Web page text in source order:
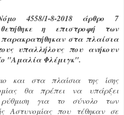
4558/1-8-2018 άρθρο 7
η επιστροφή των
στα πλαίσια
υπαλλήλους που ανήκουν
"Αμαλία Φλέμιγκ".
και στα πλαίσια της ίσης
θα πρέπει να υπάρξει
ρύθμιση για το σύνολο των
Αστυνομίας που τέθηκαν σε